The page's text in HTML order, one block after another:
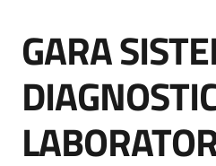
Bandi
strumenti
acquisto
Salta al contenuto
GARA